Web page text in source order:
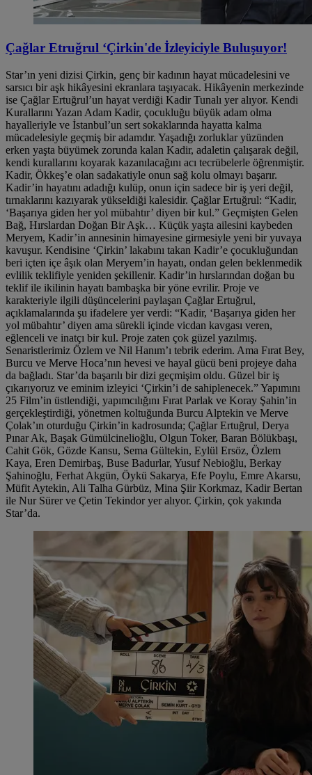
Çağlar Etruğrul ‘Çirkin'de İzleyiciyle Buluşuyor!
Star’ın yeni dizisi Çirkin, genç bir kadının hayat mücadelesini ve
sarsıcı bir aşk hikâyesini ekranlara taşıyacak. Hikâyenin merkezinde
ise Çağlar Ertuğrul’un hayat verdiği Kadir Tunalı yer alıyor. Kendi
Kurallarını Yazan Adam Kadir, çocukluğu büyük adam olma
hayalleriyle ve İstanbul’un sert sokaklarında hayatta kalma
mücadelesiyle geçmiş bir adamdır. Yaşadığı zorluklar yüzünden
erken yaşta büyümek zorunda kalan Kadir, adaletin çalışarak değil,
kendi kurallarını koyarak kazanılacağını acı tecrübelerle öğrenmiştir.
Kadir, Ökkeş’e olan sadakatiyle onun sağ kolu olmayı başarır.
Kadir’in hayatını adadığı kulüp, onun için sadece bir iş yeri değil,
tırnaklarını kazıyarak yükseldiği kalesidir. Çağlar Ertuğrul: “Kadir,
‘Başarıya giden her yol mübahtır’ diyen bir kul.” Geçmişten Gelen
Bağ, Hırslardan Doğan Bir Aşk… Küçük yaşta ailesini kaybeden
Meryem, Kadir’in annesinin himayesine girmesiyle yeni bir yuvaya
kavuşur. Kendisine ‘Çirkin’ lakabını takan Kadir’e çocukluğundan
beri içten içe âşık olan Meryem’in hayatı, ondan gelen beklenmedik
evlilik teklifiyle yeniden şekillenir. Kadir’in hırslarından doğan bu
teklif ile ikilinin hayatı bambaşka bir yöne evrilir. Proje ve
karakteriyle ilgili düşüncelerini paylaşan Çağlar Ertuğrul,
açıklamalarında şu ifadelere yer verdi: “Kadir, ‘Başarıya giden her
yol mübahtır’ diyen ama sürekli içinde vicdan kavgası veren,
eğlenceli ve inatçı bir kul. Proje zaten çok güzel yazılmış.
Senaristlerimiz Özlem ve Nil Hanım’ı tebrik ederim. Ama Fırat Bey,
Burcu ve Merve Hoca’nın hevesi ve hayal gücü beni projeye daha
da bağladı. Star’da başarılı bir dizi geçmişim oldu. Güzel bir iş
çıkarıyoruz ve eminim izleyici ‘Çirkin’i de sahiplenecek.” Yapımını
25 Film’in üstlendiği, yapımcılığını Fırat Parlak ve Koray Şahin’in
gerçekleştirdiği, yönetmen koltuğunda Burcu Alptekin ve Merve
Çolak’ın oturduğu Çirkin’in kadrosunda; Çağlar Ertuğrul, Derya
Pınar Ak, Başak Gümülcinelioğlu, Olgun Toker, Baran Bölükbaşı,
Cahit Gök, Gözde Kansu, Sema Gültekin, Eylül Ersöz, Özlem
Kaya, Eren Demirbaş, Buse Badurlar, Yusuf Nebioğlu, Berkay
Şahinoğlu, Ferhat Akgün, Öykü Sakarya, Efe Poylu, Emre Akarsu,
Müfit Aytekin, Ali Talha Gürbüz, Mina Şiir Korkmaz, Kadir Bertan
ile Nur Sürer ve Çetin Tekindor yer alıyor. Çirkin, çok yakında
Star’da.